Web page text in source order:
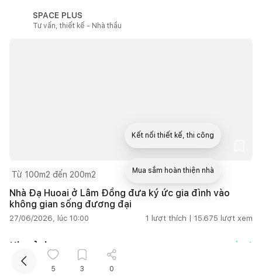
SPACE PLUS
Tư vấn, thiết kế - Nhà thầu
Từ 100m2 đến 200m2
Nhà Đạ Huoai ở Lâm Đồng đưa ký ức gia đình vào
không gian sống đương đại
27/06/2026, lúc 10:00 1 lượt thích | 15.675 lượt xem
Kho ảnh
5 3 0
Kết nối thiết kế, thi công
Mua sắm hoàn thiện nhà